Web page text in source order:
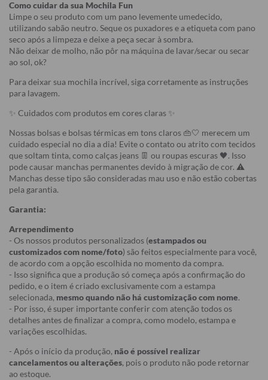
Como cuidar da sua Mochila Fun
Limpe o seu produto com um pano levemente umedecido,
utilizando sabão neutro. Seque os puxadores e a etiqueta com pano
seco após a limpeza e deixe a peça secar à sombra.
Não deixar de molho, não pôr na máquina de lavar/secar ou secar
ao sol, ok?
Para deixar sua mochila incrível, siga corretamente as instruções
para lavagem.
✨ Cuidados com produtos em cores claras ✨
Nossas bolsas e bolsas térmicas em tons claros 👜🤍 merecem um
cuidado especial no dia a dia! Evite o contato ou atrito com tecidos
que soltam tinta, como calças jeans 👖 ou roupas escuras 🖤. Isso
pode causar manchas permanentes devido à migração de cor. ⚠️
Manchas desse tipo são consideradas mau uso e não estão cobertas
pela garantia.
Garantia:
Arrependimento
- Os nossos produtos personalizados (estampados ou
customizados com nome/foto) são feitos especialmente para você,
de acordo com a opção escolhida no momento da compra.
- Isso significa que a produção só começa após a confirmação do
pedido, e o item é criado exclusivamente com a estampa
selecionada, mesmo quando não há customização com nome.
- Por isso, é super importante conferir com atenção todos os
detalhes antes de finalizar a compra, como modelo, estampa e
variações escolhidas.
- Após o início da produção, não é possível realizar
cancelamentos ou alterações, pois o produto não pode retornar
ao estoque.